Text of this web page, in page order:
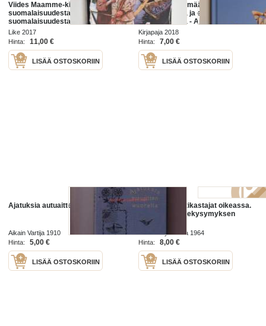
Viides Maamme-kirja, eli, Ajatuksia
suomalaisuudesta - Ajatuksia
suomalaisuudesta
Like 2017
Hinta:
11,00 €
LISÄÄ OSTOSKORIIN
Mielekästä elämää : ajatuksia
hyvinvoinnista ja elämän
tarkoituksesta - Ajatuksia
hyvinvoinnista ja elämän
tarkoituksesta
Kirjapaja 2018
Hinta:
7,00 €
LISÄÄ OSTOSKORIIN
Ajatuksia autuaitten vuorelta
Aikain Vartija 1910
Hinta:
5,00 €
LISÄÄ OSTOSKORIIN
Ovatko uudestikastajat oikeassa.
Ajatuksia kastekysymyksen
äärellä.
Sisälähetysseura 1964
Hinta:
8,00 €
LISÄÄ OSTOSKORIIN